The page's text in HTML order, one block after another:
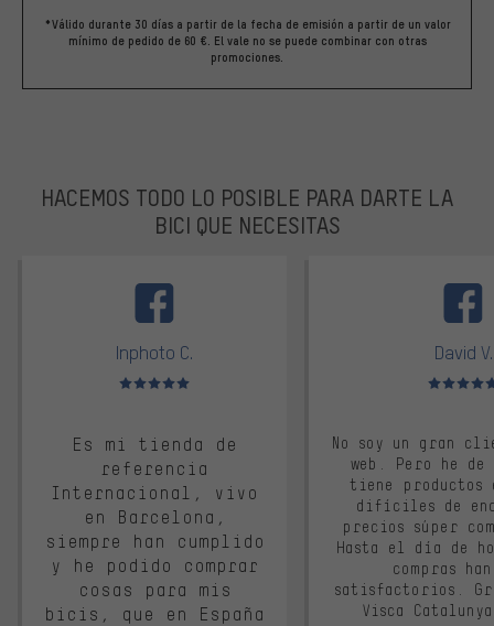
*Válido durante 30 días a partir de la fecha de emisión a partir de un valor
mínimo de pedido de 60 €. El vale no se puede combinar con otras
promociones.
HACEMOS TODO LO POSIBLE PARA DARTE LA
BICI QUE NECESITAS
Inphoto C.
Valoración media: 5 de 5
Es mi tienda de
referencia
Internacional, vivo
en Barcelona,
siempre han cumplido
y he podido comprar
cosas para mis
bicis, que en España
David V.
Valoración
No soy un gran
web. Pero he
tiene productos
difíciles de
precios súper
Hasta el día de
compras
satisfactorios.
Visca